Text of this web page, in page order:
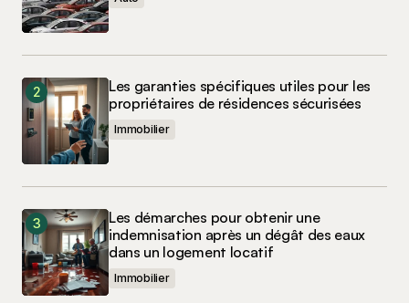
Les garanties spécifiques utiles pour les
propriétaires de résidences sécurisées
Immobilier
Les démarches pour obtenir une
indemnisation après un dégât des eaux
dans un logement locatif
Immobilier